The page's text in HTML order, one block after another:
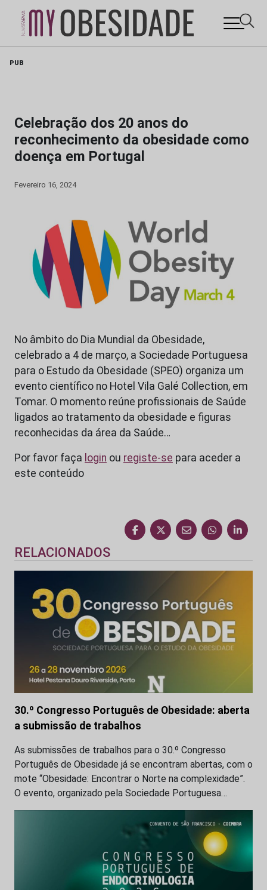
PUB
Celebração dos 20 anos do
reconhecimento da obesidade como
doença em Portugal
Fevereiro 16, 2024
No âmbito do Dia Mundial da Obesidade,
celebrado a 4 de março, a Sociedade Portuguesa
para o Estudo da Obesidade (SPEO) organiza um
evento científico no Hotel Vila Galé Collection, em
Tomar. O momento reúne profissionais de Saúde
ligados ao tratamento da obesidade e figuras
reconhecidas da área da Saúde…
Por favor faça login ou registe-se para aceder a
este conteúdo
RELACIONADOS
30.º Congresso Português de Obesidade: aberta
a submissão de trabalhos
As submissões de trabalhos para o 30.º Congresso
Português de Obesidade já se encontram abertas, com o
mote “Obesidade: Encontrar o Norte na complexidade”.
O evento, organizado pela Sociedade Portuguesa…